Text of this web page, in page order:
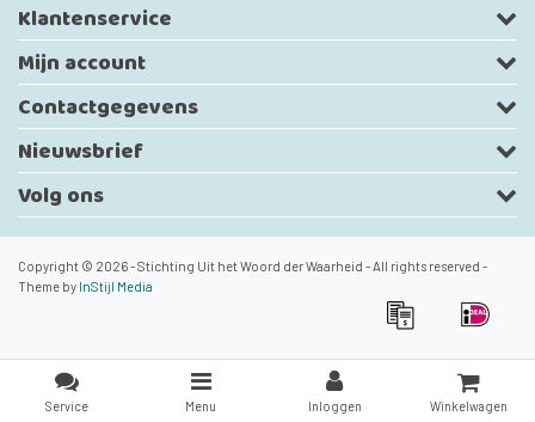
Klantenservice
Mijn account
Contactgegevens
Nieuwsbrief
Volg ons
Copyright © 2026 - Stichting Uit het Woord der Waarheid - All rights reserved -
Theme by InStijl Media
Service Menu Inloggen Winkelwagen